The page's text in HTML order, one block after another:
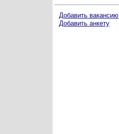
Добавить вакансию
Добавить анкету